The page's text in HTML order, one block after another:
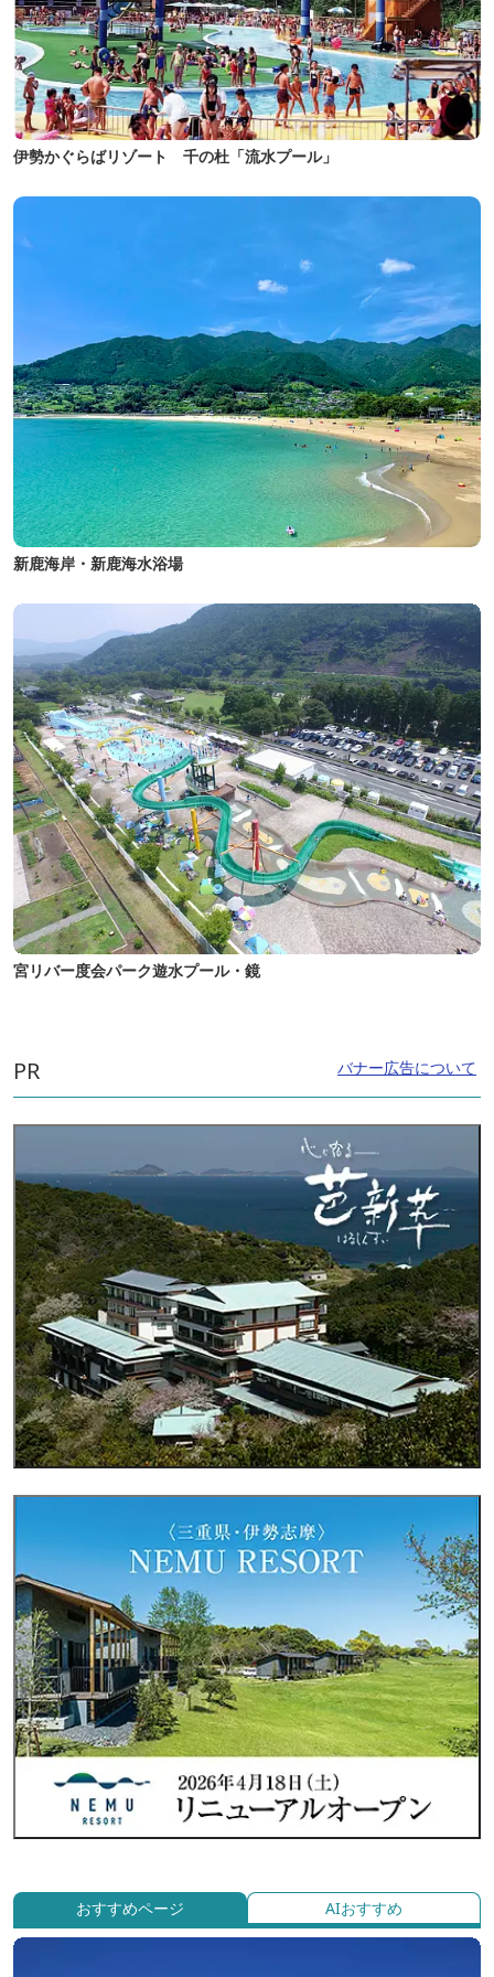
伊勢かぐらばリゾート 千の杜「流水プール」
新鹿海岸・新鹿海水浴場
宮リバー度会パーク遊水プール・鏡
PR バナー広告について
おすすめページ AIおすすめ